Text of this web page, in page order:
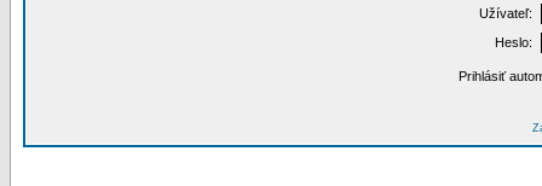
Užívateľ:
Heslo:
Prihlásiť